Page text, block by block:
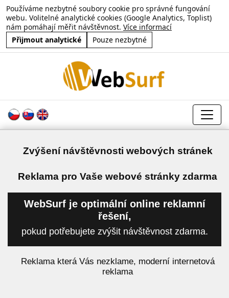
Používáme nezbytné soubory cookie pro správné fungování
webu. Volitelné analytické cookies (Google Analytics, Toplist)
nám pomáhají měřit návštěvnost. Více informací
Přijmout analytické
Pouze nezbytné
Zvýšení návštěvnosti webových stránek
Reklama pro Vaše webové stránky zdarma
WebSurf je optimální online reklamní
řešení,
pokud potřebujete zvýšit návštěvnost zdarma.
Reklama která Vás nezklame, moderní internetová
reklama